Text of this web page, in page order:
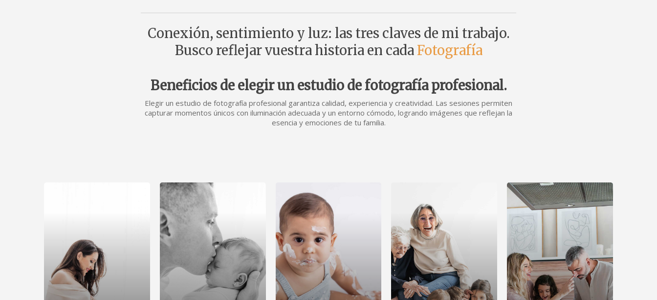
Conexión, sentimiento y luz: las tres claves de mi trabajo.
Busco reflejar vuestra historia en cada Fotografía
Beneficios de elegir un estudio de fotografía profesional.
Elegir un estudio de fotografía profesional garantiza calidad, experiencia y creatividad. Las sesiones permiten
capturar momentos únicos con iluminación adecuada y un entorno cómodo, logrando imágenes que reflejan la
esencia y emociones de tu familia.
Learn
more
more
Learn
more